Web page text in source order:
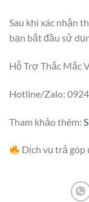
Sau khi xác nhận
bạn bắt đầu sử
Hỗ Trợ Thắc Mắc
Hotline/Zalo:
Tham khảo thêm:
Dịch vụ trả